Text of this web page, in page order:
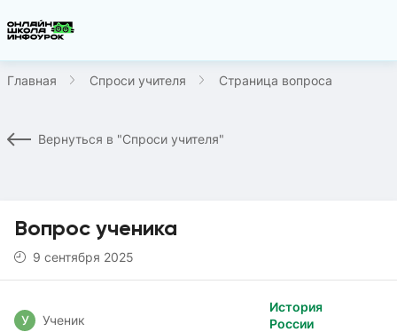
Главная Спроси учителя Страница вопроса
Вернуться в "Спроси учителя"
Вопрос ученика
9 сентября 2025
История
России
У Ученик